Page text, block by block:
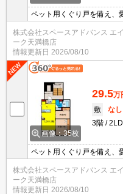
ペット用くぐり戸を備え、
っています。大型犬飼育可
配ボックスあり。♪お問い
☆彡 ＴＥＬ：０６ー４７
株式会社スペースアドバンス エ
ーク天満橋店
情報更新日 2026/08/10
画像：35枚
29.5万
敷
なし
3階
ペット用くぐり戸を備え、
っています。大型犬飼育可
配ボックスあり。♪お問い
☆彡 ＴＥＬ：０６ー４７
株式会社スペースアドバンス エ
ーク天満橋店
情報更新日 2026/08/10